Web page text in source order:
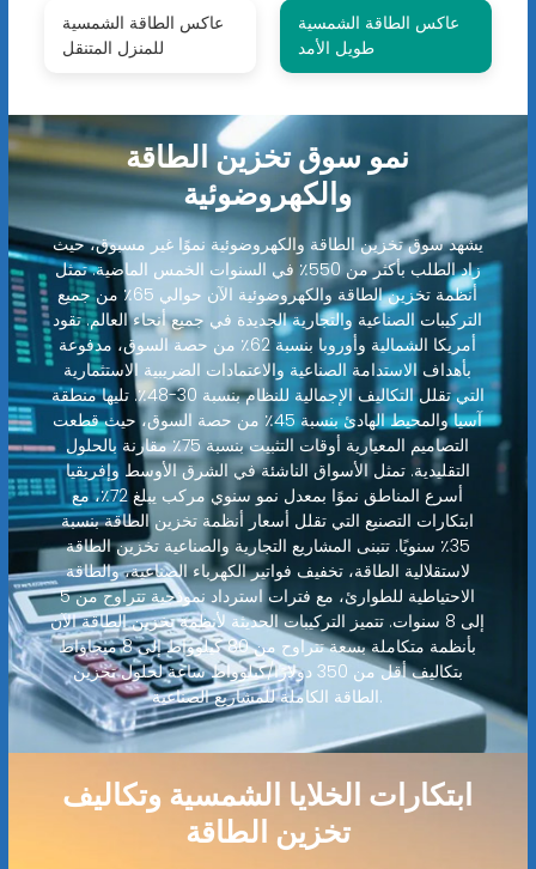
عاكس الطاقة الشمسية
للمنزل المتنقل
عاكس الطاقة الشمسية
طويل الأمد
نمو سوق تخزين الطاقة
والكهروضوئية
يشهد سوق تخزين الطاقة والكهروضوئية نموًا غير مسبوق، حيث
زاد الطلب بأكثر من 550٪ في السنوات الخمس الماضية. تمثل
أنظمة تخزين الطاقة والكهروضوئية الآن حوالي 65٪ من جميع
التركيبات الصناعية والتجارية الجديدة في جميع أنحاء العالم. تقود
أمريكا الشمالية وأوروبا بنسبة 62٪ من حصة السوق، مدفوعة
بأهداف الاستدامة الصناعية والاعتمادات الضريبية الاستثمارية
التي تقلل التكاليف الإجمالية للنظام بنسبة 30-48٪. تليها منطقة
آسيا والمحيط الهادئ بنسبة 45٪ من حصة السوق، حيث قطعت
التصاميم المعيارية أوقات التثبيت بنسبة 75٪ مقارنة بالحلول
التقليدية. تمثل الأسواق الناشئة في الشرق الأوسط وإفريقيا
أسرع المناطق نموًا بمعدل نمو سنوي مركب يبلغ 72٪، مع
ابتكارات التصنيع التي تقلل أسعار أنظمة تخزين الطاقة بنسبة
35٪ سنويًا. تتبنى المشاريع التجارية والصناعية تخزين الطاقة
لاستقلالية الطاقة، تخفيف فواتير الكهرباء الصناعية، والطاقة
الاحتياطية للطوارئ، مع فترات استرداد نموذجية تتراوح من 5
إلى 8 سنوات. تتميز التركيبات الحديثة لأنظمة تخزين الطاقة الآن
بأنظمة متكاملة بسعة تتراوح من 80 كيلوواط إلى 8 ميجاواط
بتكاليف أقل من 350 دولارًا/كيلوواط ساعة لحلول تخزين
الطاقة الكاملة للمشاريع الصناعية.
ابتكارات الخلايا الشمسية وتكاليف
تخزين الطاقة